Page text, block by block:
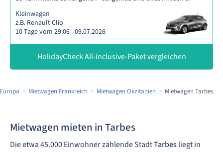
Kleinwagen
z.B. Renault Clio
10 Tage vom 29.06 - 09.07.2026
HolidayCheck All-Inclusive-Paket vergleichen
Mietwagen Frankreich Mietwagen Okzitanien Mietwagen Tarbes
Mietwagen mieten in Tarbes
Die etwa 45.000 Einwohner zählende StadtTarbesliegt in